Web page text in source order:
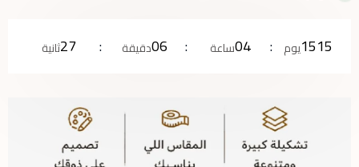
26ثانية 06دقيقة 04ساعة 1515يوم